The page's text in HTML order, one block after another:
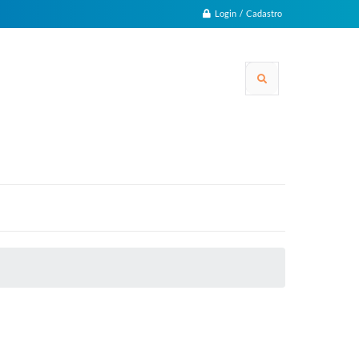
Login / Cadastro